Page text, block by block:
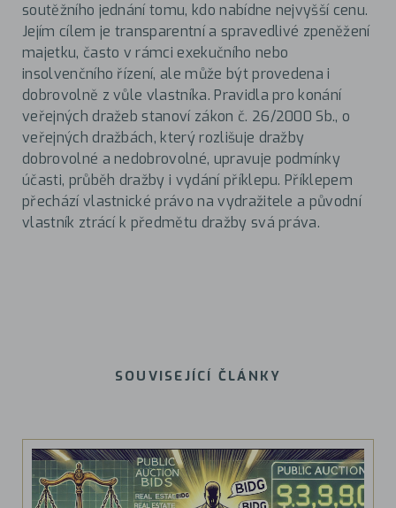
soutěžního jednání tomu, kdo nabídne nejvyšší cenu.
Jejím cílem je transparentní a spravedlivé zpeněžení
majetku, často v rámci exekučního nebo
insolvenčního řízení, ale může být provedena i
dobrovolně z vůle vlastníka. Pravidla pro konání
veřejných dražeb stanoví zákon č. 26/2000 Sb., o
veřejných dražbách, který rozlišuje dražby
dobrovolné a nedobrovolné, upravuje podmínky
účasti, průběh dražby i vydání příklepu. Příklepem
přechází vlastnické právo na vydražitele a původní
vlastník ztrácí k předmětu dražby svá práva.
SOUVISEJÍCÍ ČLÁNKY